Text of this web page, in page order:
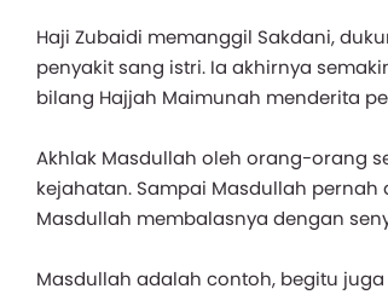
Haji Zubaidi memanggil Sakdani,
penyakit sang istri. Ia akhirnya
bilang Hajjah Maimunah menderita
Akhlak Masdullah oleh orang-orang
kejahatan. Sampai Masdullah
Masdullah membalasnya dengan
Masdullah adalah contoh, begitu